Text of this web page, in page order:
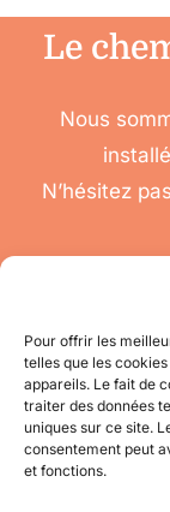
Pour offrir les
telles que les
appareils. Le fait de
traiter des données
uniques sur ce site.
consentement peut
et fonctions.
Le
Nous
N’hésitez
pour toute
Accéder à